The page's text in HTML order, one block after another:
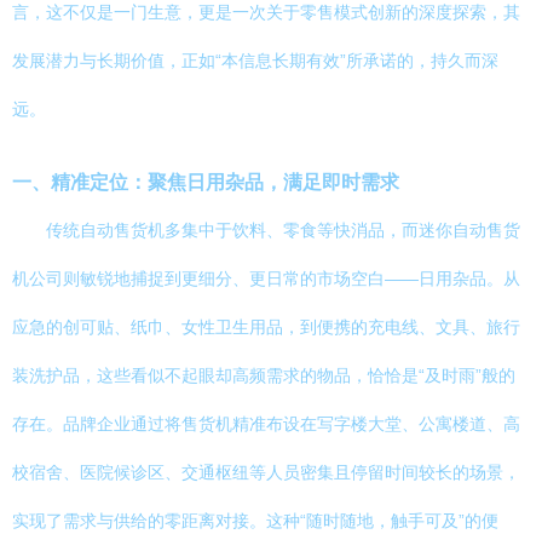
言，这不仅是一门生意，更是一次关于零售模式创新的深度探索，其
发展潜力与长期价值，正如“本信息长期有效”所承诺的，持久而深
远。
一、精准定位：聚焦日用杂品，满足即时需求
传统自动售货机多集中于饮料、零食等快消品，而迷你自动售货
机公司则敏锐地捕捉到更细分、更日常的市场空白——日用杂品。从
应急的创可贴、纸巾、女性卫生用品，到便携的充电线、文具、旅行
装洗护品，这些看似不起眼却高频需求的物品，恰恰是“及时雨”般的
存在。品牌企业通过将售货机精准布设在写字楼大堂、公寓楼道、高
校宿舍、医院候诊区、交通枢纽等人员密集且停留时间较长的场景，
实现了需求与供给的零距离对接。这种“随时随地，触手可及”的便